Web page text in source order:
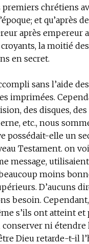
premiers chrétiens
et qu’après
après empereur
la moitié
en secret.
sans l’aide
imprimées.
des disques,
etc., nous
possédait-elle un
Testament. on
message,
moins
D’aucuns
besoin.
s’ils ont atteint et
conserver ni
Dieu retarde-t-il